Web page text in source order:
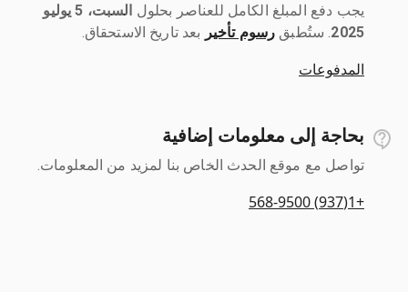
يجب دفع المبلغ الكامل للعناصر بحلول ‎
السبت، 5 يوليو
2025
رسوم تأخير بعد تاريخ الاستحقاق.
المدفوعات
بحاجة إلى معلومات إضافية
تواصل مع موقع الحدث الخاص بنا لمزيد من المعلومات.
+1(937) 568-9500